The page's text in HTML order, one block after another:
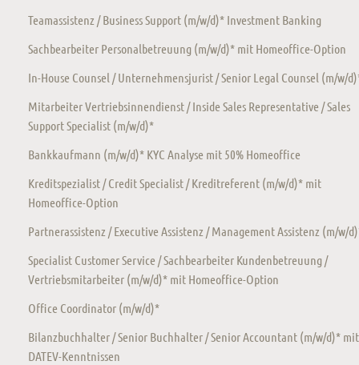
Teamassistenz / Business Support (m/w/d)* Investment Banking
Sachbearbeiter Personalbetreuung (m/w/d)* mit Homeoffice-Option
In-House Counsel / Unternehmensjurist / Senior Legal Counsel (m/w/
Mitarbeiter Vertriebsinnendienst / Inside Sales Representative / Sales
Support Specialist (m/w/d)*
Bankkaufmann (m/w/d)* KYC Analyse mit 50% Homeoffice
Kreditspezialist / Credit Specialist / Kreditreferent (m/w/d)* mit
Homeoffice-Option
Partnerassistenz / Executive Assistenz / Management Assistenz (m/w/
Specialist Customer Service / Sachbearbeiter Kundenbetreuung /
Vertriebsmitarbeiter (m/w/d)* mit Homeoffice-Option
Office Coordinator (m/w/d)*
Bilanzbuchhalter / Senior Buchhalter / Senior Accountant (m/w/d)* mit
DATEV-Kenntnissen